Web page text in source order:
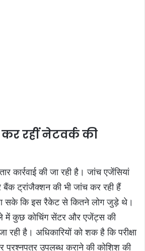
रहीं नेटवर्क की
कार्रवाई की जा रही है। जांच एजेंसियां
ट्रांजैक्शन की भी जांच कर रही हैं
सके कि इस रैकेट से कितने लोग जुड़े थे।
में कुछ कोचिंग सेंटर और एजेंट्स की
रही है। अधिकारियों को शक है कि परीक्षा
प्रश्नपत्र उपलब्ध कराने की कोशिश की